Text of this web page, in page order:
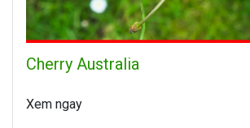
Cherry Australia
Xem ngay